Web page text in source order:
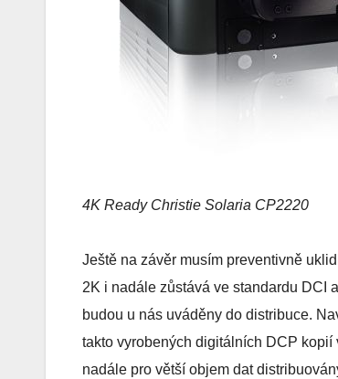
4K Ready Christie Solaria CP2220
Ještě na závěr musím preventivně
2K i nadále zůstává ve standardu DCI
budou u nás uváděny do distribuce.
takto vyrobených digitálních DCP
nadále pro větší objem dat